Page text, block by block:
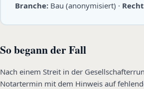
Branche: Bau (anonymisiert) ·
So begann der Fall
Nach einem Streit in der
Notartermin mit dem Hinweis auf